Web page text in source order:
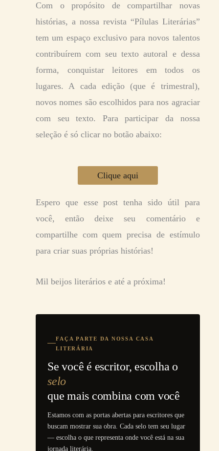
Com o propósito de compartilhar novas
histórias, a nossa revista “Pílulas Literárias”
tem um espaço exclusivo para novos talentos
contribuírem com seu texto autoral e dessa
forma, conquistar leitores em todos os
lugares. A cada edição (que é trimestral),
novos nomes são escolhidos para nos agraciar
com seu texto. Para participar da nossa
seleção é só clicar no botão abaixo:
Clique aqui
Espero que esse post tenha sido útil para
você, então deixe seu comentário e
compartilhe com quem precisa de estímulo
para criar suas próprias histórias!
Mil beijos literários e até a próxima!
FAÇA PARTE DA NOSSA CASA
LITERÁRIA
Se você é escritor, escolha o
selo
que mais combina com você
Estamos com as portas abertas para escritores que
buscam mostrar sua obra. Cada selo tem seu lugar
— escolha o que representa onde você está na sua
jornada literária.